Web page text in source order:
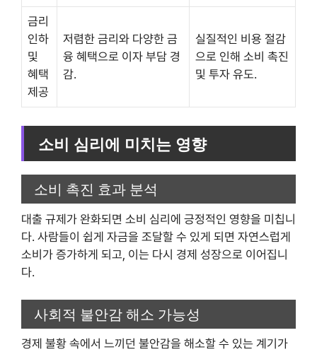
금리
인하
및
혜택
제공
저렴한 금리와 다양한 금
융 혜택으로 이자 부담 경
감.
실질적인 비용 절감
으로 인해 소비 촉진
및 투자 유도.
소비 심리에 미치는 영향
소비 촉진 효과 분석
대출 규제가 완화되면 소비 심리에 긍정적인 영향을 미칩니
다. 사람들이 쉽게 자금을 조달할 수 있게 되면 자연스럽게
소비가 증가하게 되고, 이는 다시 경제 성장으로 이어집니
다.
사회적 불안감 해소 가능성
경제 불황 속에서 느끼던 불안감을 해소할 수 있는 계기가